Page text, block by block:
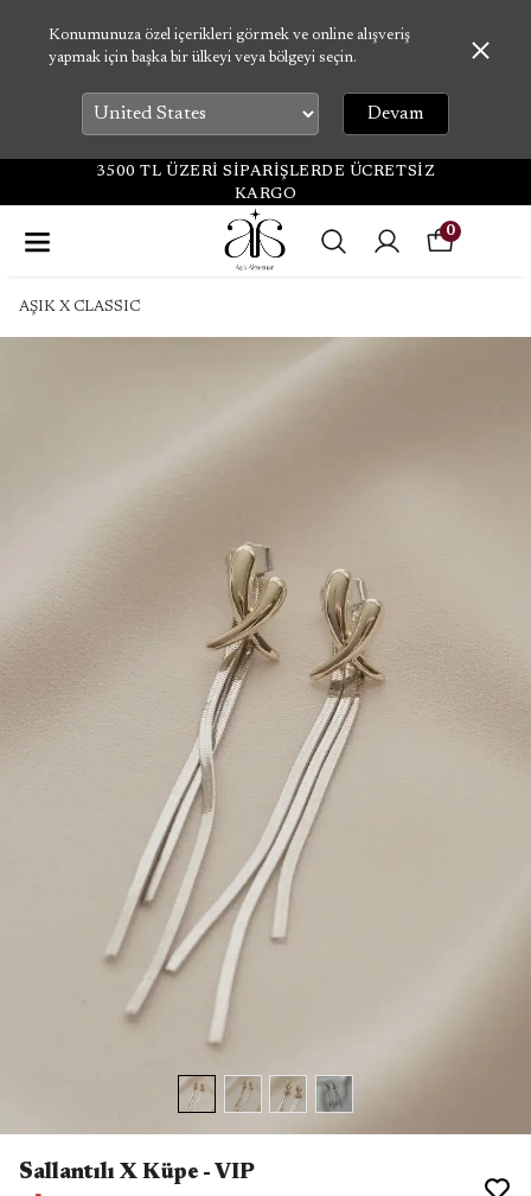
Konumunuza özel içerikleri görmek ve online alışveriş
yapmak için başka bir ülkeyi veya bölgeyi seçin.
Devam
3500 TL ÜZERİ SİPARİŞLERDE ÜCRETSİZ
KARGO
0
AŞIK X CLASSIC
Sallantılı X Küpe - VIP